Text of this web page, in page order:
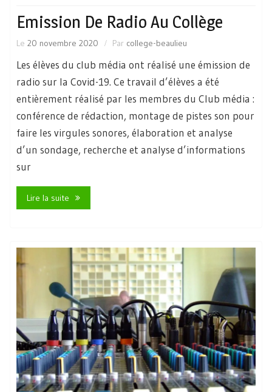
Emission De Radio Au Collège
Le 20 novembre 2020 Par college-beaulieu
Les élèves du club média ont réalisé une émission de
radio sur la Covid-19. Ce travail d’élèves a été
entièrement réalisé par les membres du Club média :
conférence de rédaction, montage de pistes son pour
faire les virgules sonores, élaboration et analyse
d’un sondage, recherche et analyse d’informations
sur
Lire la suite